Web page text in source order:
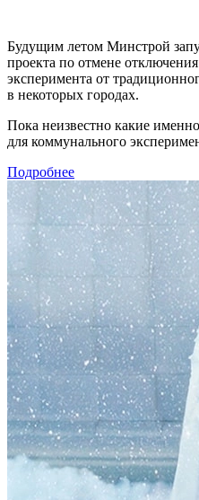
Будущим летом Минстрой
проекта по отмене
эксперимента от
в некоторых городах.
Пока неизвестно какие
для коммунального
Подробнее